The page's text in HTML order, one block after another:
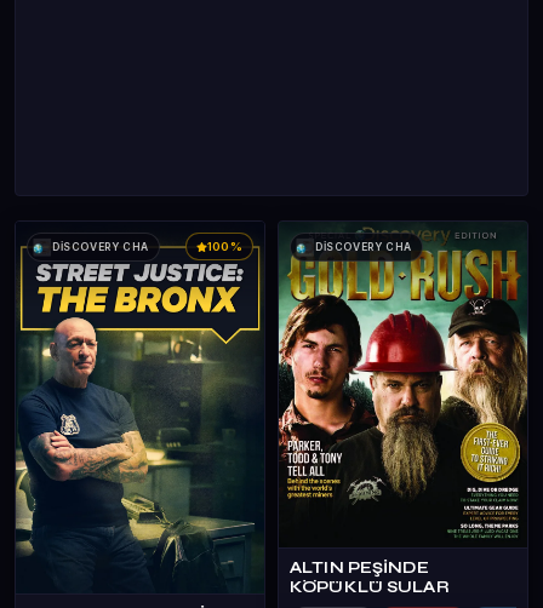
DİSCOVERY CHA 100% DİSCOVERY CHA
ALTIN PEŞİNDE
KÖPÜKLÜ SULAR